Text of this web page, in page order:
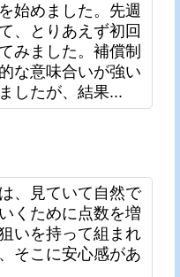
始めました。先週
、とりあえず初回
みました。補償制
な意味合いが強い
したが、結果...
、見ていて自然で
くために点数を増
いを持って組まれ
そこに安心感があ